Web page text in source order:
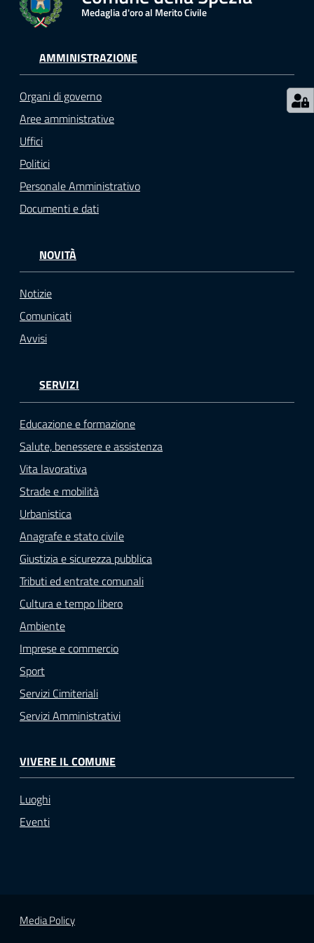
o
n
e
N
P
R
Tutti
gli
Seguici
su
Medaglia d'oro al Merito Civile
AMMINISTRAZIONE
Organi di governo
Aree amministrative
Uffici
Politici
Personale Amministrativo
Documenti e dati
NOVITÀ
Notizie
Comunicati
Avvisi
SERVIZI
Educazione e formazione
Salute, benessere e assistenza
Vita lavorativa
Strade e mobilità
Urbanistica
Anagrafe e stato civile
Giustizia e sicurezza pubblica
Tributi ed entrate comunali
Cultura e tempo libero
Ambiente
Imprese e commercio
Sport
Servizi Cimiteriali
Servizi Amministrativi
VIVERE IL COMUNE
Luoghi
Eventi
Media Policy